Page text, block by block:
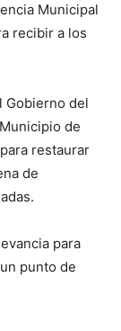
Municipal
recibir a los
Gobierno del
de
restaurar
de
para
punto de